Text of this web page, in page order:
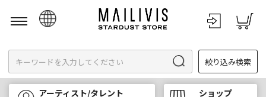
English
한국어
絞り込み検索
アーティスト/タレント ショップ